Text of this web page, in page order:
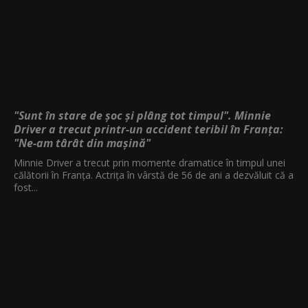
"Sunt în stare de șoc și plâng tot timpul". Minnie
Driver a trecut printr-un accident teribil în Franța:
"Ne-am târât din mașină"
Minnie Driver a trecut prin momente dramatice în timpul unei
călătorii în Franța. Actrița în vârstă de 56 de ani a dezvăluit că a
fost...